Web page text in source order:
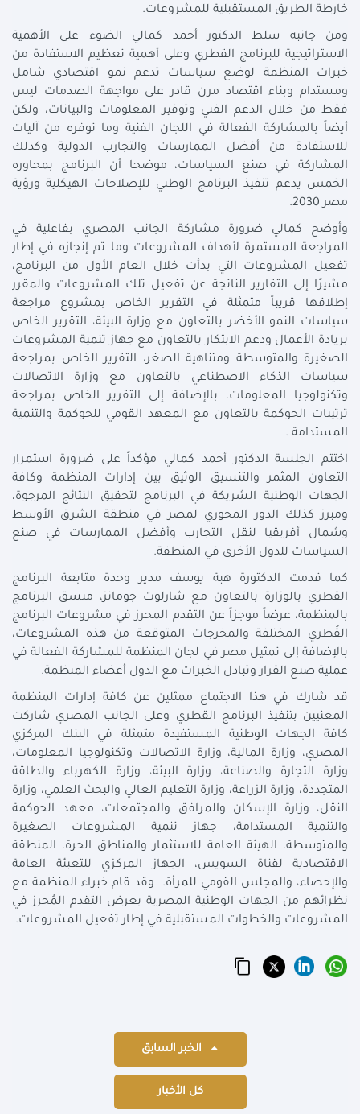
خارطة الطريق المستقبلية للمشروعات.
ومن جانبه سلط الدكتور أحمد كمالي الضوء على الأهمية
الاستراتيجية للبرنامج القطري وعلى أهمية تعظيم الاستفادة من
خبرات المنظمة لوضع سياسات تدعم نمو اقتصادي شامل
ومستدام وبناء اقتصاد مرن قادر على مواجهة الصدمات ليس
فقط من خلال الدعم الفني وتوفير المعلومات والبيانات، ولكن
أيضاً بالمشاركة الفعالة في اللجان الفنية وما توفره من آليات
للاستفادة من أفضل الممارسات والتجارب الدولية وكذلك
المشاركة في صنع السياسات، موضحا أن البرنامج بمحاوره
الخمس يدعم تنفيذ البرنامج الوطني للإصلاحات الهيكلية ورؤية
مصر 2030.
وأوضح كمالي ضرورة مشاركة الجانب المصري بفاعلية في
المراجعة المستمرة لأهداف المشروعات وما تم إنجازه في إطار
تفعيل المشروعات التي بدأت خلال العام الأول من البرنامج،
مشيرًا إلى التقارير الناتجة عن تفعيل تلك المشروعات والمقرر
إطلاقها قريباً متمثلة في التقرير الخاص بمشروع مراجعة
سياسات النمو الأخضر بالتعاون مع وزارة البيئة، التقرير الخاص
بريادة الأعمال ودعم الابتكار بالتعاون مع جهاز تنمية المشروعات
الصغيرة والمتوسطة ومتناهية الصغر، التقرير الخاص بمراجعة
سياسات الذكاء الاصطناعي بالتعاون مع وزارة الاتصالات
وتكنولوجيا المعلومات، بالإضافة إلى التقرير الخاص بمراجعة
ترتيبات الحوكمة بالتعاون مع المعهد القومي للحوكمة والتنمية
المستدامة .
اختتم الجلسة الدكتور أحمد كمالي مؤكداً على ضرورة استمرار
التعاون المثمر والتنسيق الوثيق بين إدارات المنظمة وكافة
الجهات الوطنية الشريكة في البرنامج لتحقيق النتائج المرجوة،
ومبرز كذلك الدور المحوري لمصر في منطقة الشرق الأوسط
وشمال أفريقيا لنقل التجارب وأفضل الممارسات في صنع
السياسات للدول الأخرى في المنطقة.
كما قدمت الدكتورة هبة يوسف مدير وحدة متابعة البرنامج
القطري بالوزارة بالتعاون مع شارلوت جومانز، منسق البرنامج
بالمنظمة، عرضاً موجزاً عن التقدم المحرز في مشروعات البرنامج
القُطري المختلفة والمخرجات المتوقعة من هذه المشروعات،
بالإضافة إلى تمثيل مصر في لجان المنظمة للمشاركة الفعالة في
عملية صنع القرار وتبادل الخبرات مع الدول أعضاء المنظمة.
قد شارك في هذا الاجتماع ممثلين عن كافة إدارات المنظمة
المعنيين بتنفيذ البرنامج القطري وعلى الجانب المصري شاركت
كافة الجهات الوطنية المستفيدة متمثلة في البنك المركزي
المصري، وزارة المالية، وزارة الاتصالات وتكنولوجيا المعلومات،
وزارة التجارة والصناعة، وزارة البيئة، وزارة الكهرباء والطاقة
المتجددة، وزارة الزراعة، وزارة التعليم العالي والبحث العلمي، وزارة
النقل، وزارة الإسكان والمرافق والمجتمعات، معهد الحوكمة
والتنمية المستدامة، جهاز تنمية المشروعات الصغيرة
والمتوسطة، الهيئة العامة للاستثمار والمناطق الحرة، المنطقة
الاقتصادية لقناة السويس، الجهاز المركزي للتعبئة العامة
والإحصاء، والمجلس القومي للمرأة. وقد قام خبراء المنظمة مع
نظرائهم من الجهات الوطنية المصرية بعرض التقدم المُحرز في
المشروعات والخطوات المستقبلية في إطار تفعيل المشروعات.
الخبر السابق
كل الأخبار